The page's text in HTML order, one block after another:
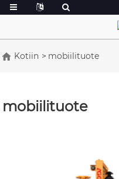
Kotiin mobiilituote
mobiilituote